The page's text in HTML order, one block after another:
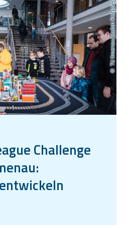
TU Ilmenau/Stefan Riehmer
Challenge